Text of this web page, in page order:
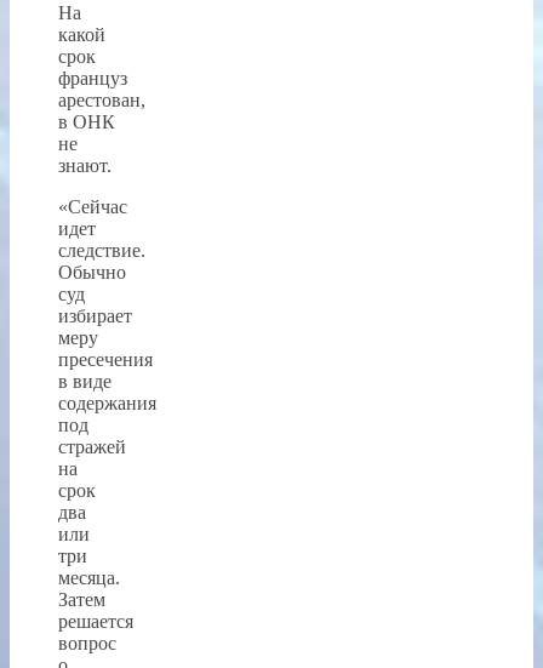
На
какой
срок
француз
арестован,
в ОНК
не
знают.
«Сейчас
идет
следствие.
Обычно
суд
избирает
меру
пресечения
в виде
содержания
под
стражей
на
срок
два
или
три
месяца.
Затем
решается
вопрос